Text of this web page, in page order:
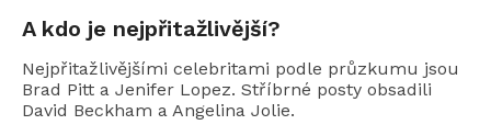
A kdo je nejpřitažlivější?
Nejpřitažlivějšími celebritami podle průzkumu jsou
Brad Pitt a Jenifer Lopez. Stříbrné posty obsadili
David Beckham a Angelina Jolie.